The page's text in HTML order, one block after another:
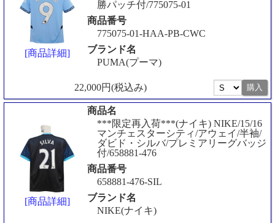
[商品詳細]
勝パッチ付/775075-01
商品番号
775075-01-HAA-PB-CWC
ブランド名
PUMA(プーマ)
22,000円(税込み)
[商品詳細]
商品名
***限定再入荷***(ナイキ) NIKE/15/16
マンチェスターシティ/アウェイ/半袖/
ダビド・シルバ/プレミアリーグバッジ
付/658881-476
商品番号
658881-476-SIL
ブランド名
NIKE(ナイキ)